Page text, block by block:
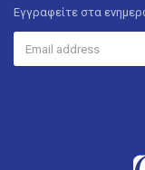
Εγγραφείτε στα